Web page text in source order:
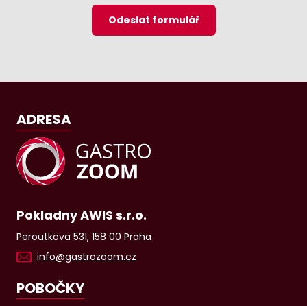
Odeslat formulář
ADRESA
Pokladny AWIS s.r.o.
Peroutkova 531, 158 00 Praha
info@gastrozoom.cz
POBOČKY